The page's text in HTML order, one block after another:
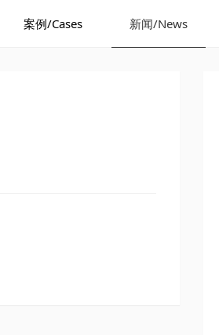
案例/Cases 新闻/News